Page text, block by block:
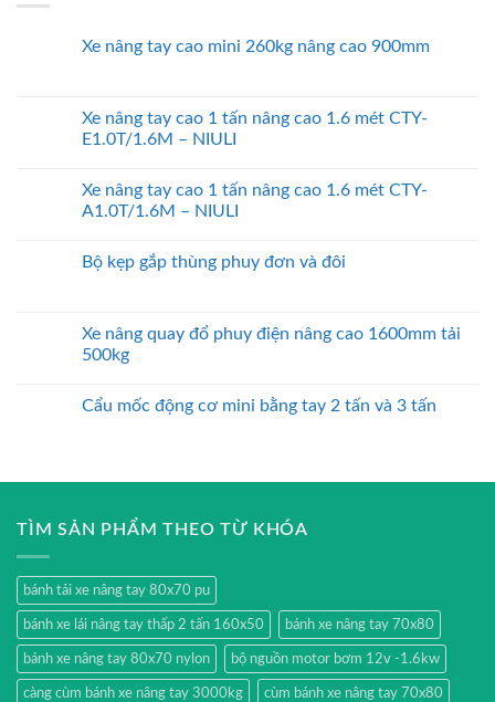
Xe nâng tay cao mini 260kg nâng cao 900mm
Xe nâng tay cao 1 tấn nâng cao 1.6 mét CTY-
E1.0T/1.6M – NIULI
Xe nâng tay cao 1 tấn nâng cao 1.6 mét CTY-
A1.0T/1.6M – NIULI
Bộ kẹp gắp thùng phuy đơn và đôi
Xe nâng quay đổ phuy điện nâng cao 1600mm tải
500kg
Cẩu mốc động cơ mini bằng tay 2 tấn và 3 tấn
TÌM SẢN PHẨM THEO TỪ KHÓA
bánh tải xe nâng tay 80x70 pu
bánh xe lái nâng tay thấp 2 tấn 160x50 bánh xe nâng tay 70x80
bánh xe nâng tay 80x70 nylon bộ nguồn motor bơm 12v -1.6kw
càng cùm bánh xe nâng tay 3000kg cùm bánh xe nâng tay 70x80